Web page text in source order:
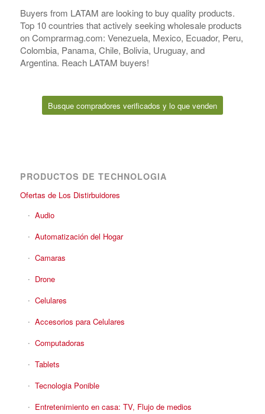
Buyers from LATAM are looking to buy quality products.
Top 10 countries that actively seeking wholesale products
on Comprarmag.com: Venezuela, Mexico, Ecuador, Peru,
Colombia, Panama, Chile, Bolivia, Uruguay, and
Argentina. Reach LATAM buyers!
Busque compradores verificados y lo que venden
PRODUCTOS DE TECHNOLOGIA
Ofertas de Los Distirbuidores
Audio
Automatización del Hogar
Camaras
Drone
Celulares
Accesorios para Celulares
Computadoras
Tablets
Tecnologia Ponible
Entretenimiento en casa: TV, Flujo de medios